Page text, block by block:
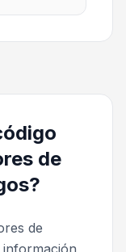
de
de
información